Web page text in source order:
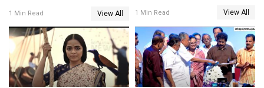
1 Min Read View All
കൂട്ട് ആവശ്യമുണ്ട്; കല്യാണം
കഴിക്കാമെന്ന് തോന്നി
തുടങ്ങിയിട്ടുണ്ടെന്ന് നിഷ
സാരംഗ്
1 Min Read View All